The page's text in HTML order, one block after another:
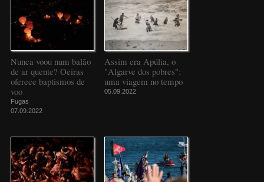
Nunca voou num balão
de ar quente? Oeiras
oferece baptismos de
voo
Fugas
07.09.2022
Assim era Apúlia, o
"Algarve dos pobres":
uma viagem no tempo
05.09.2022